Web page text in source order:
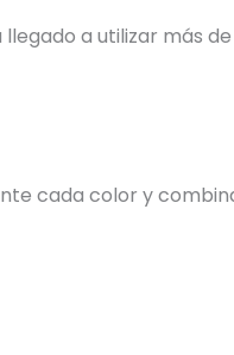
a utilizar más de
cada color y